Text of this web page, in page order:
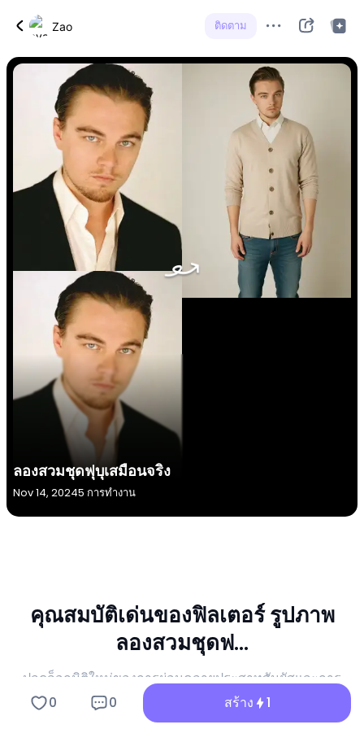
Zao ติดตาม
ลองสวมชุดฟุบุเสมือนจริง
Nov 14, 20245 การทำงาน
คุณสมบัติเด่นของฟิลเตอร์ รูปภาพ
ลองสวมชุดฟ...
ปลดล็อกมิติใหม่ของการผ่อนคลายประสาทสัมผัสและการ
สร้างเนื้อหาที่แพร่หลายด้วย a1.art ลองสวมชุดฟ... เครื่อง
สร้าง รูปภาพ
0 0 สร้าง 1